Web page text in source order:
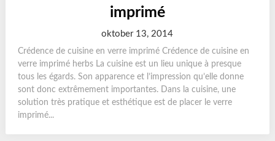
imprimé
oktober 13, 2014
Crédence de cuisine en verre imprimé Crédence de cuisine en
verre imprimé herbs La cuisine est un lieu unique à presque
tous les égards. Son apparence et l’impression qu’elle donne
sont donc extrêmement importantes. Dans la cuisine, une
solution très pratique et esthétique est de placer le verre
imprimé...